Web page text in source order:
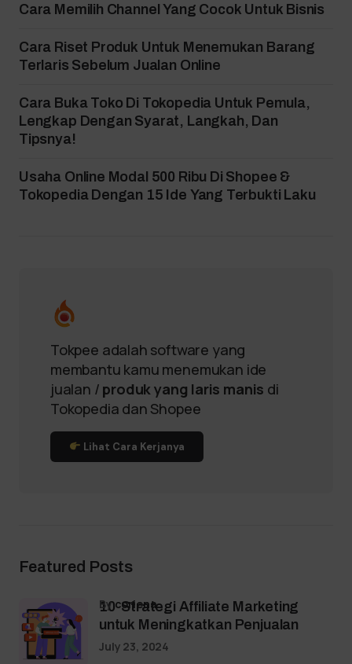
Cara Memilih Channel Yang Cocok Untuk Bisnis
Cara Riset Produk Untuk Menemukan Barang
Terlaris Sebelum Jualan Online
Cara Buka Toko Di Tokopedia Untuk Pemula,
Lengkap Dengan Syarat, Langkah, Dan
Tipsnya!
Usaha Online Modal 500 Ribu Di Shopee &
Tokopedia Dengan 15 Ide Yang Terbukti Laku
Tokpee adalah software yang
membantu kamu menemukan ide
jualan / produk yang laris manis di
Tokopedia dan Shopee
Lihat Cara Kerjanya
Featured Posts
10 Strategi Affiliate Marketing
untuk Meningkatkan Penjualan
bycoriena
July 23, 2024